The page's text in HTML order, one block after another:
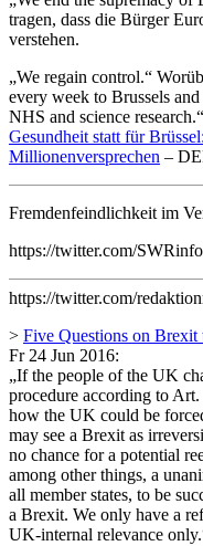
tragen, dass die Bürger
verstehen.
„We regain control.“
every week to Brussels
NHS and science
Gesundheit statt für
Millionenversprechen –
Fremdenfeindlichkeit im
https://twitter.com/
https://twitter.com/
> Five Questions on
Fr 24 Jun 2016:
„If the people of the UK
procedure according to
how the UK could be
may see a Brexit as
no chance for a potential
among other things, a
all member states, to be
a Brexit. We only have a
UK-internal relevance